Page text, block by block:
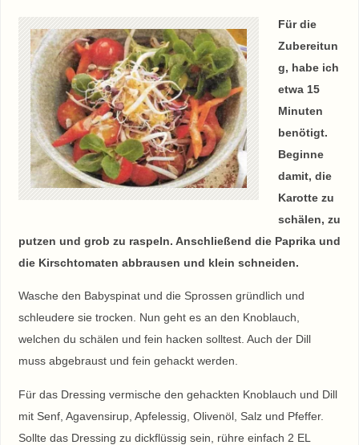
Für die
Zubereitun
g, habe ich
etwa 15
Minuten
benötigt.
Beginne
damit, die
Karotte zu
schälen, zu
putzen und grob zu raspeln. Anschließend die Paprika und
die Kirschtomaten abbrausen und klein schneiden.
Wasche den Babyspinat und die Sprossen gründlich und
schleudere sie trocken. Nun geht es an den Knoblauch,
welchen du schälen und fein hacken solltest. Auch der Dill
muss abgebraust und fein gehackt werden.
Für das Dressing vermische den gehackten Knoblauch und Dill
mit Senf, Agavensirup, Apfelessig, Olivenöl, Salz und Pfeffer.
Sollte das Dressing zu dickflüssig sein, rühre einfach 2 EL